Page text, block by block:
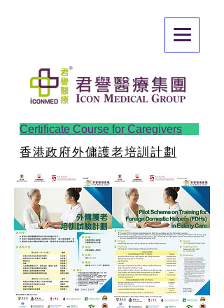
香港政府外傭護老培訓計劃
Certificate Course for Caregivers